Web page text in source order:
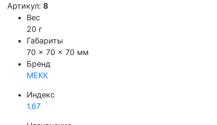
Артикул: 8
Вес
20 г
Габариты
70 × 70 × 70 мм
Бренд
МЕКК
Индекс
1.67